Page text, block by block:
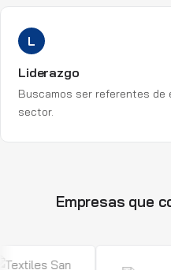
L
Liderazgo
Buscamos ser referentes de
sector.
Empresas que